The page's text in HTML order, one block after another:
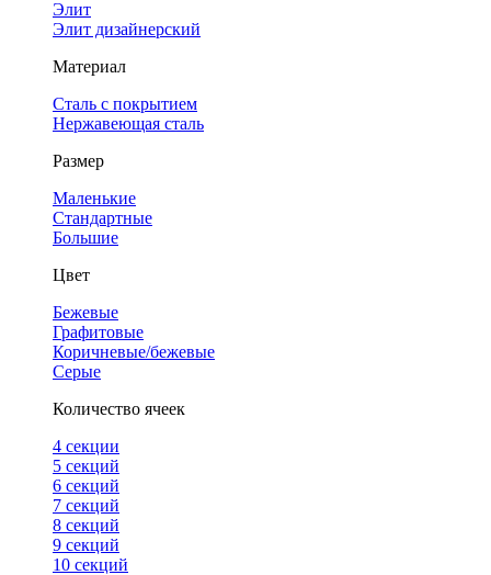
Элит
Элит дизайнерский
Материал
Сталь с покрытием
Нержавеющая сталь
Размер
Маленькие
Стандартные
Большие
Цвет
Бежевые
Графитовые
Коричневые/бежевые
Серые
Количество ячеек
4 cекции
5 секций
6 секций
7 секций
8 секций
9 секций
10 секций